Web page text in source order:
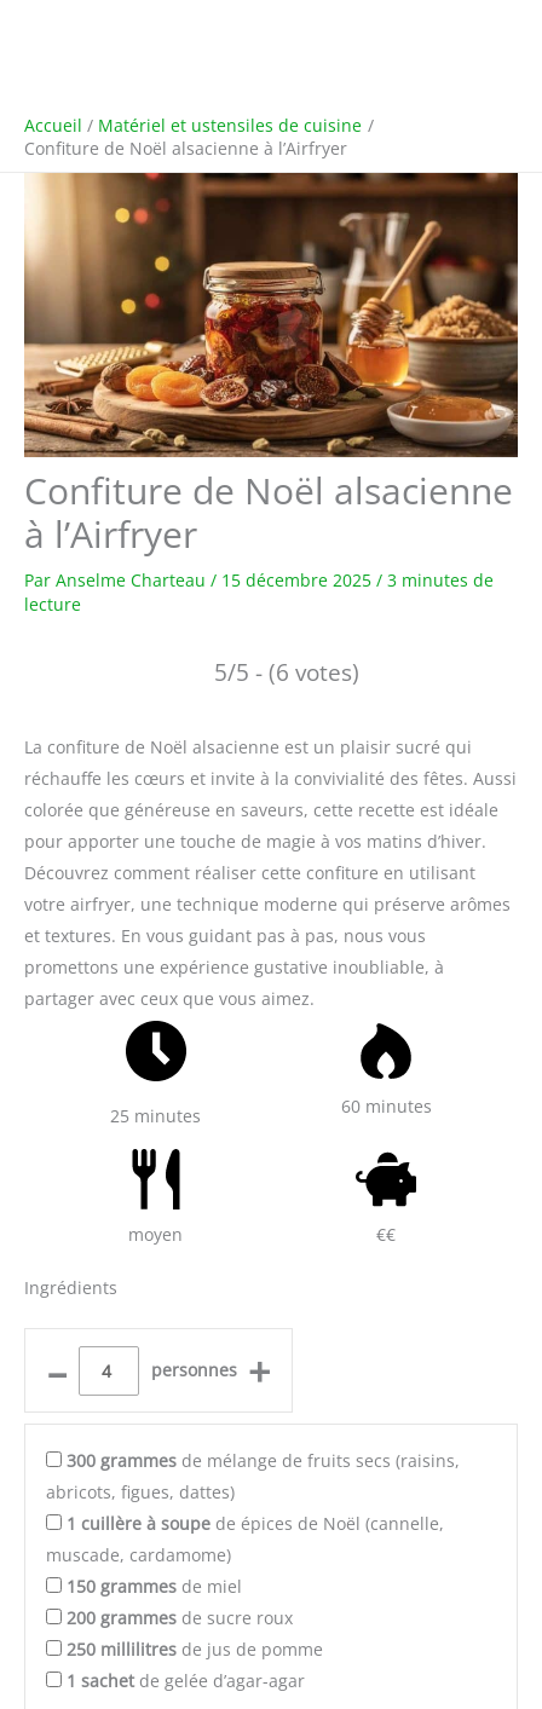
Accueil
Matériel et ustensiles de cuisine
Confiture de Noël alsacienne à l’Airfryer
Confiture de Noël alsacienne
à l’Airfryer
Par Anselme Charteau / 15 décembre 2025 / 3 minutes de
lecture
5/5 - (6 votes)
La confiture de Noël alsacienne est un plaisir sucré qui
réchauffe les cœurs et invite à la convivialité des fêtes. Aussi
colorée que généreuse en saveurs, cette recette est idéale
pour apporter une touche de magie à vos matins d’hiver.
Découvrez comment réaliser cette confiture en utilisant
votre airfryer, une technique moderne qui préserve arômes
et textures. En vous guidant pas à pas, nous vous
promettons une expérience gustative inoubliable, à
partager avec ceux que vous aimez.
25 minutes 60 minutes
moyen €€
Ingrédients
– personnes +
300 grammes de mélange de fruits secs (raisins,
abricots, figues, dattes)
1 cuillère à soupe de épices de Noël (cannelle,
muscade, cardamome)
150 grammes de miel
200 grammes de sucre roux
250 millilitres de jus de pomme
1 sachet de gelée d’agar-agar